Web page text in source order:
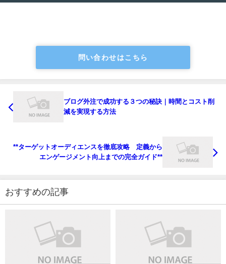
問い合わせはこちら
ブログ外注で成功する３つの秘訣｜時間とコスト削
減を実現する方法
**ターゲットオーディエンスを徹底攻略 定義から
エンゲージメント向上までの完全ガイド**
おすすめの記事